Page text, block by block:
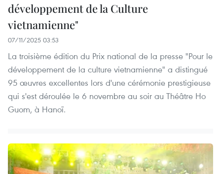
développement de la Culture
vietnamienne"
07/11/2025 03:53
La troisième édition du Prix national de la presse "Pour le
développement de la culture vietnamienne" a distingué
95 œuvres excellentes lors d'une cérémonie prestigieuse
qui s'est déroulée le 6 novembre au soir au Théâtre Ho
Guom, à Hanoï.